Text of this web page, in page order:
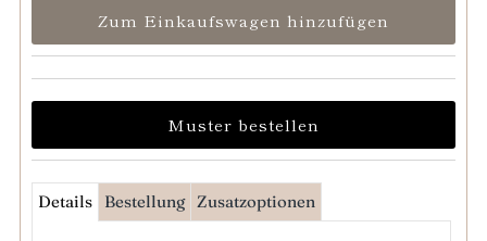
Details Bestellung Zusatzoptionen